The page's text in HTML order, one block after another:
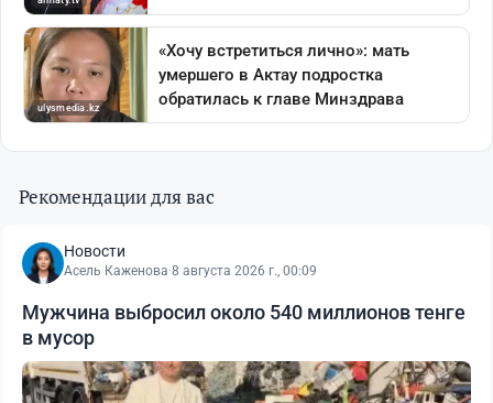
Рекомендации для вас
Новости
Асель Каженова·8 августа 2026 г., 00:09
Мужчина выбросил около 540 миллионов тенге
в мусор